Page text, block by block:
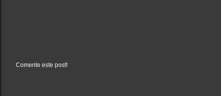
Comente este post!